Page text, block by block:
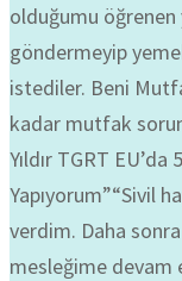
olduğumu
göndermeyip
istediler. Beni
kadar mutfak
Yıldır TGRT
Yapıyorum”“Sivil
verdim. Daha
mesleğime devam